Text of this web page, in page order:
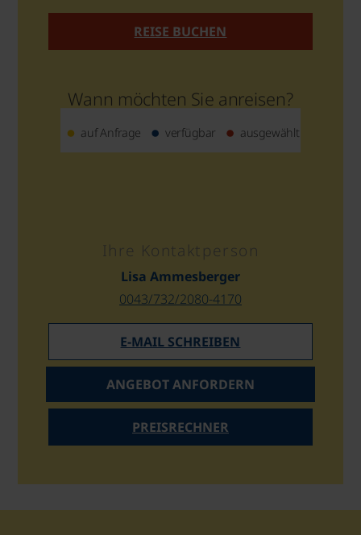
REISE BUCHEN
Wann möchten Sie anreisen?
auf Anfrage verfügbar ausgewählt
Ihre Kontaktperson
Lisa Ammesberger
0043/732/2080-4170
E-MAIL SCHREIBEN
ANGEBOT ANFORDERN
PREISRECHNER